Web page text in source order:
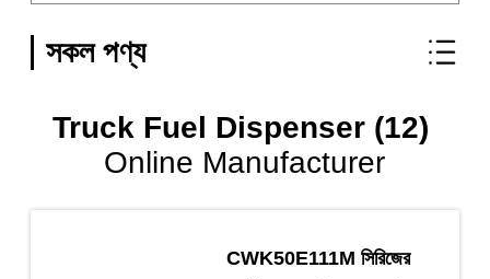
সকল পণ্য
Truck Fuel Dispenser (12)
Online Manufacturer
CWK50E111M সিরিজের